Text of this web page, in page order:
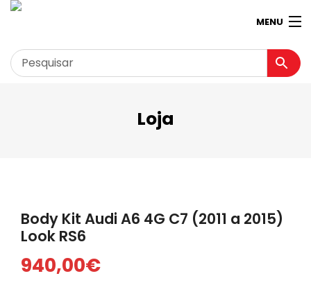
MENU
Garagem
Loja Virtual 360º
Loja
Body Kit Audi A6 4G C7 (2011 a 2015)
Look RS6
940,00€